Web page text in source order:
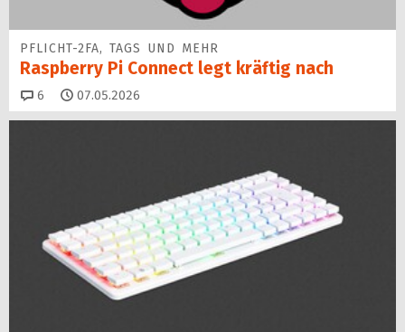
PFLICHT-2FA, TAGS UND MEHR
Raspberry Pi Connect legt kräftig nach
6 Kommentare
07.05.2026